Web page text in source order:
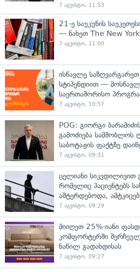
7 აგვისტო, 11:53
21-ე საუკუნის
— ნახეთ The New
7 აგვისტო, 11:00
ისწავლე
სტიპენდიით —
საერთაშორისო
7 აგვისტო, 10:57
POG: გიორგი
გამოძიება სამშობლოს
საბოტაჟის ფაქტზე
7 აგვისტო, 09:31
ცელიანი სიკვდილივით
რომელიც პაციენტებს
აშტერდებოდა,
7 აგვისტო, 09:29
მიიღეთ 25%-იანი
კომფორტერში
ნაწილ გადახდისას
7 აგვისტო, 09:27